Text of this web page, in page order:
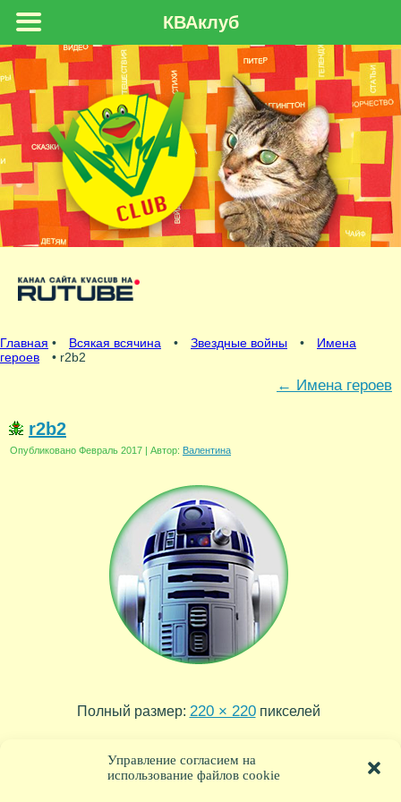
Управление согласием на
использование файлов cookie
Главная • Всякая всячина • Звездные войны •
Имена
героев
• r2b2
← Имена героев
r2b2
Опубликовано Февраль 2017 | Автор: Валентина
Полный размер: 220 × 220пикселей
КВАклуб